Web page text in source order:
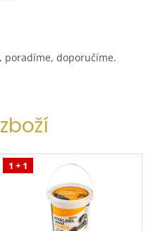
poradíme, doporučíme.
1 + 1